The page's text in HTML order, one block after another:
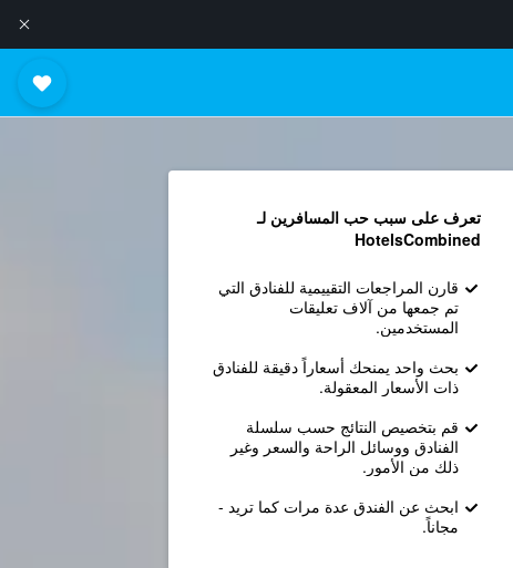
تعرف على سبب حب المسافرين لـ
HotelsCombined
قارن المراجعات التقييمية للفنادق التي
تم جمعها من آلاف تعليقات
المستخدمين.
بحث واحد يمنحك أسعاراً دقيقة للفنادق
ذات الأسعار المعقولة.
قم بتخصيص النتائج حسب سلسلة
الفنادق ووسائل الراحة والسعر وغير
ذلك من الأمور.
ابحث عن الفندق عدة مرات كما تريد -
مجاناً.